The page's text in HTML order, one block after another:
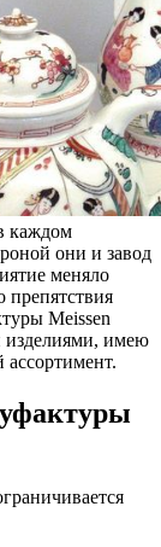
каждом
они и завод
меняло
препятствия
Meissen
изделиями, имею